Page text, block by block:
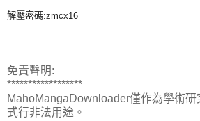
解壓密碼:zmcx16
免責聲明:
******************
MahoMangaDownloader僅作為學術
式行非法用途。